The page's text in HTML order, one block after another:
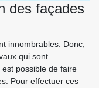
des façades
innombrables. Donc,
qui sont
possible de faire
Pour effectuer ces